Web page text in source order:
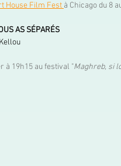
House Film Fest à Chicago du 8
AS SÉPARÉS
à 19h15 au festival "Maghreb, si